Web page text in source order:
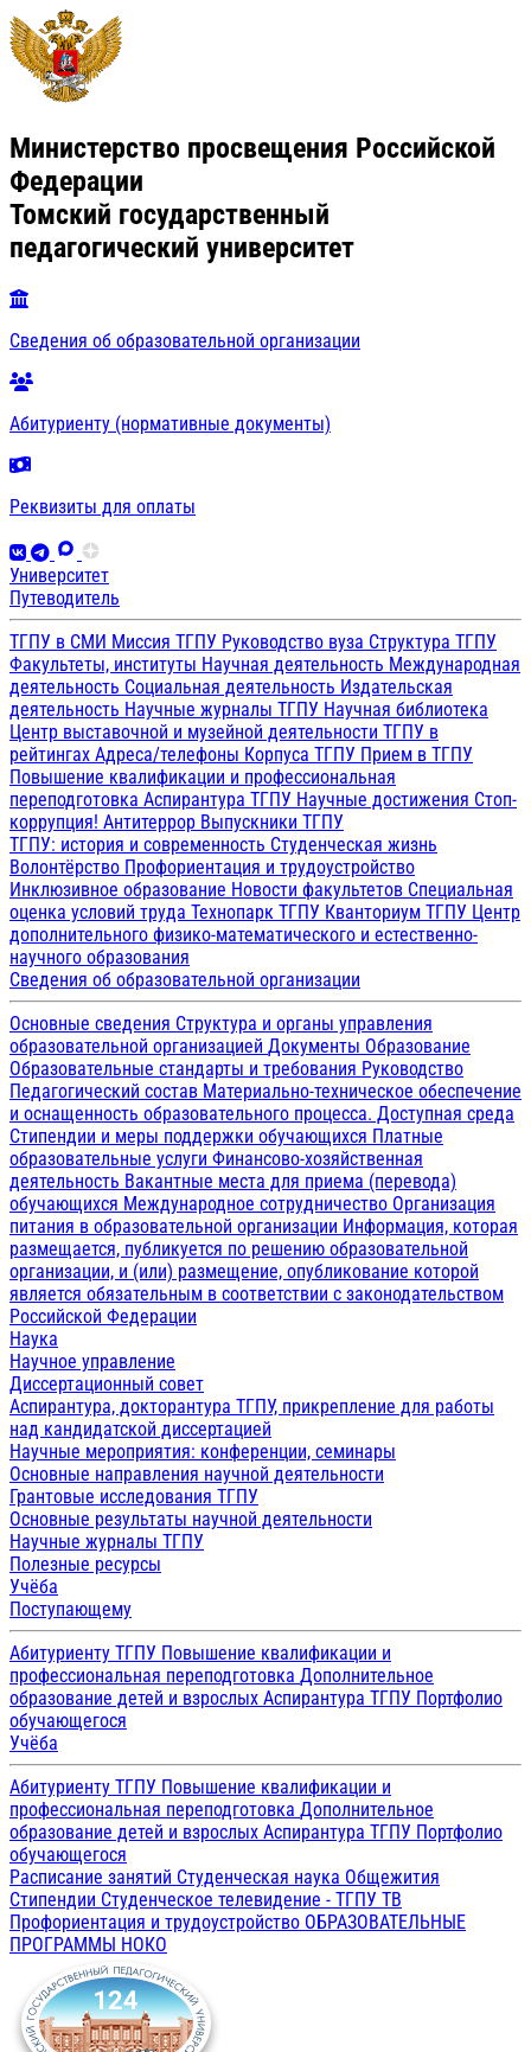
Министерство просвещения Российской
Федерации
Томский государственный
педагогический университет
Сведения об образовательной организации
Абитуриенту (нормативные документы)
Реквизиты для оплаты
Университет
Путеводитель
ТГПУ в СМИ Миссия ТГПУ Руководство вуза Структура ТГПУ
Факультеты, институты Научная деятельность Международная
деятельность Социальная деятельность Издательская
деятельность Научные журналы ТГПУ Научная библиотека
Центр выставочной и музейной деятельности ТГПУ в
рейтингах Адреса/телефоны Корпуса ТГПУ Прием в ТГПУ
Повышение квалификации и профессиональная
переподготовка Аспирантура ТГПУ Научные достижения Стоп-
коррупция! Антитеррор Выпускники ТГПУ
ТГПУ: история и современность Студенческая жизнь
Волонтёрство Профориентация и трудоустройство
Инклюзивное образование Новости факультетов Специальная
оценка условий труда Технопарк ТГПУ Кванториум ТГПУ Центр
дополнительного физико-математического и естественно-
научного образования
Сведения об образовательной организации
Основные сведения Структура и органы управления
образовательной организацией Документы Образование
Образовательные стандарты и требования Руководство
Педагогический состав Материально-техническое обеспечение
и оснащенность образовательного процесса. Доступная среда
Стипендии и меры поддержки обучающихся Платные
образовательные услуги Финансово-хозяйственная
деятельность Вакантные места для приема (перевода)
обучающихся Международное сотрудничество Организация
питания в образовательной организации Информация, которая
размещается, публикуется по решению образовательной
организации, и (или) размещение, опубликование которой
является обязательным в соответствии с законодательством
Российской Федерации
Наука
Научное управление
Диссертационный совет
Аспирантура, докторантура ТГПУ, прикрепление для работы
над кандидатской диссертацией
Научные мероприятия: конференции, семинары
Основные направления научной деятельности
Грантовые исследования ТГПУ
Основные результаты научной деятельности
Научные журналы ТГПУ
Полезные ресурсы
Учёба
Поступающему
Абитуриенту ТГПУ Повышение квалификации и
профессиональная переподготовка Дополнительное
образование детей и взрослых Аспирантура ТГПУ Портфолио
обучающегося
Учёба
Абитуриенту ТГПУ Повышение квалификации и
профессиональная переподготовка Дополнительное
образование детей и взрослых Аспирантура ТГПУ Портфолио
обучающегося
Расписание занятий Студенческая наука Общежития
Стипендии Студенческое телевидение - ТГПУ ТВ
Профориентация и трудоустройство ОБРАЗОВАТЕЛЬНЫЕ
ПРОГРАММЫ НОКО